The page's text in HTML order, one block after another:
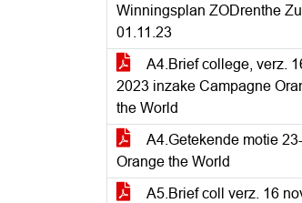
Winningsplan ZODrenthe
01.11.23
A4.Brief college, verz.
2023 inzake Campagne
the World
A4.Getekende motie
Orange the World
A5.Brief coll verz. 16